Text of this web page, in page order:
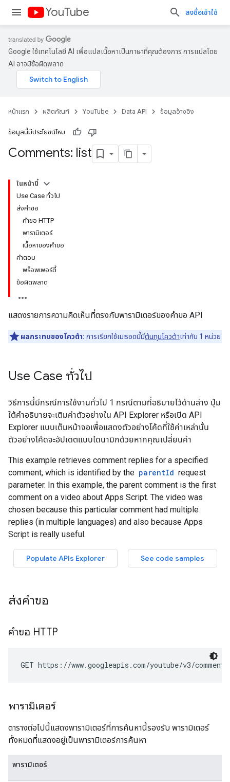
YouTube ลงชื่อเข้าใช้
Google ใช้เทคโนโลยี AI เพื่อแปลเนื้อหาเป็นภาษาที่คุณต้องการ การแปลโดย
AI อาจมีข้อผิดพลาด
หน้าแรก ผลิตภัณฑ์ YouTube Data API ข้อมูลอ้างอิง
ข้อมูลนี้มีประโยชน์ไหม
Comments: list
ในหน้านี้
Use Case ทั่วไป
ส่งคำขอ
คำขอ HTTP
พารามิเตอร์
เนื้อหาของคำขอ
คำตอบ
พร็อพเพอร์ตี้
ข้อผิดพลาด
แสดงรายการความคิดเห็นที่ตรงกับพารามิเตอร์ของคำขอ API
ผลกระทบของโควต้า: การเรียกใช้เมธอดนี้มีต้นทุนโควต้าเท่ากับ 1 หน่วย
Use Case ทั่วไป
ส่งคำขอ
คำขอ HTTP
GET https://www.googleapis.com/youtube/v3/comments
พารามิเตอร์
ตารางต่อไปนี้แสดงพารามิเตอร์ที่การค้นหานี้รองรับ พารามิเตอร์
ทั้งหมดที่แสดงอยู่เป็นพารามิเตอร์การค้นหา
พารามิเตอร์